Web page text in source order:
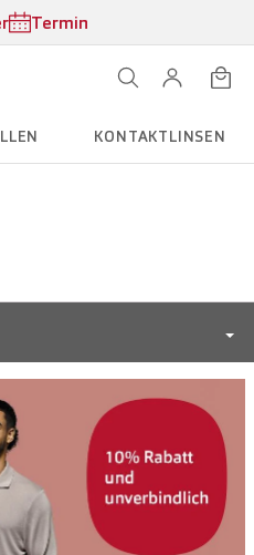
Termin
KONTAKTLINSEN
Zweite Brille für Fr. 1.-